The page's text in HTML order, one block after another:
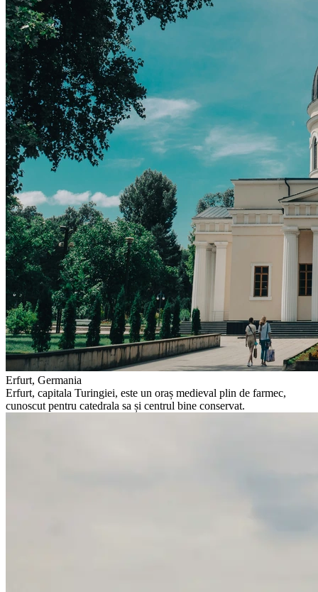
Erfurt, Germania
Erfurt, capitala Turingiei, este un oraș medieval plin de farmec,
cunoscut pentru catedrala sa și centrul bine conservat.